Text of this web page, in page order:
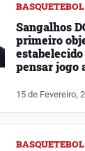
BASQUETEBOL
Sangalhos
primeiro
estabelecido
pensar jogo
15 de Fevereiro,
BASQUETEBOL